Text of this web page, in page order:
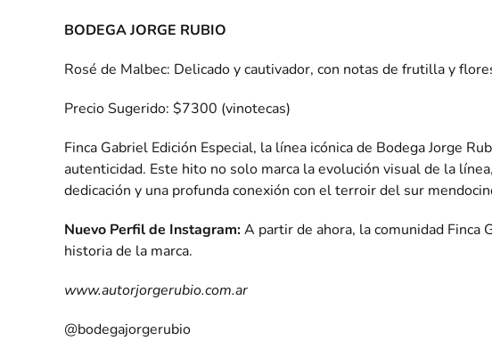
BODEGA JORGE RUBIO
Rosé de Malbec: Delicado y cautivador, con notas de frutilla y
Precio Sugerido: $7300 (vinotecas)
Finca Gabriel Edición Especial, la línea icónica de Bodega Jorge
autenticidad. Este hito no solo marca la evolución visual de la
dedicación y una profunda conexión con el terroir del sur
Nuevo Perfil de Instagram:A partir de ahora, la comunidad Finca
historia de la marca.
www.autorjorgerubio.com.ar
@bodegajorgerubio